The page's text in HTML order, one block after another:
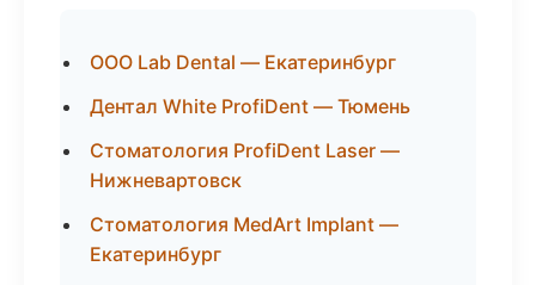
ООО Lab Dental — Екатеринбург
Дентал White ProfiDent — Тюмень
Стоматология ProfiDent Laser —
Нижневартовск
Стоматология MedArt Implant —
Екатеринбург